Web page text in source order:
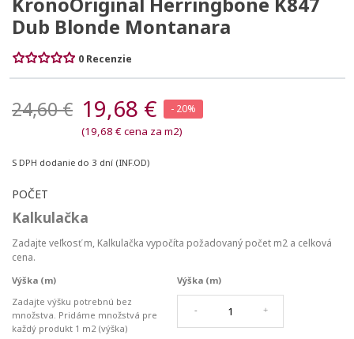
Dub Blonde Montanara
0 Recenzie
24,60 € 19,68 € - 20%
(19,68 € cena za m2)
S DPH dodanie do 3 dní (INF.OD)
POČET
Kalkulačka
Zadajte veľkosťm, Kalkulačka vypočíta požadovaný počet m2 a celková
cena.
Výška (m)
Zadajte výšku potrebnú bez
množstva. Pridáme množstvá pre
každý produkt 1 m2 (výška)
Výška (m)
- +